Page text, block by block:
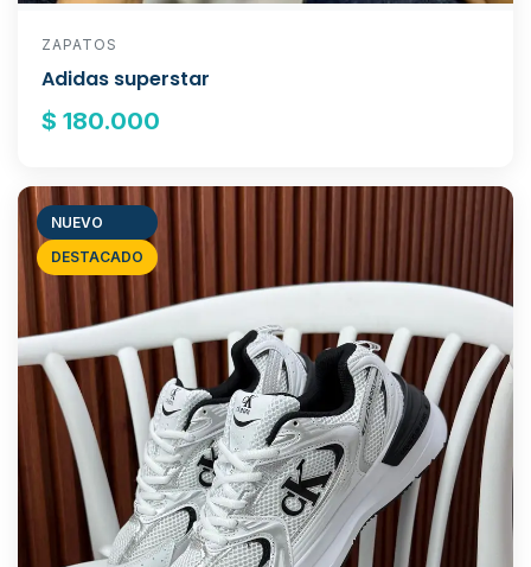
ZAPATOS
Adidas superstar
$ 180.000
NUEVO
DESTACADO